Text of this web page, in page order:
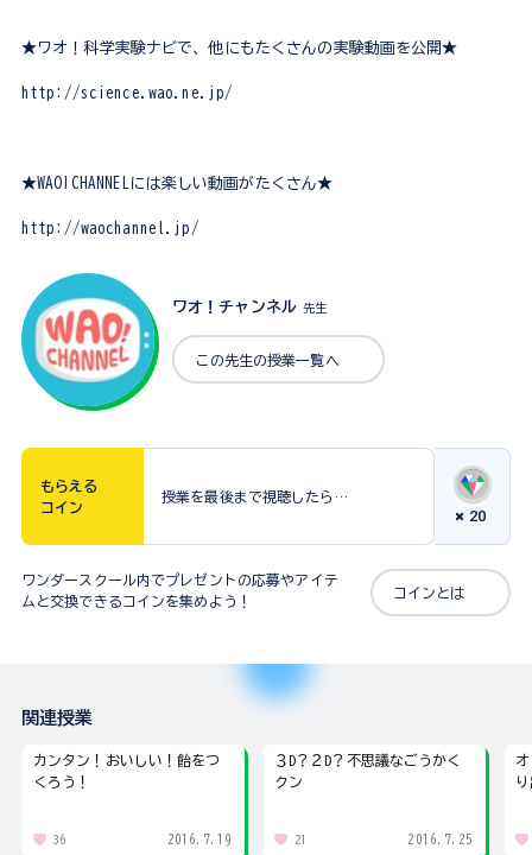
★ワオ！科学実験ナビで、他にもたくさんの実験動画を公開★
http://science.wao.ne.jp/
★WAO!CHANNELには楽しい動画がたくさん★
http://waochannel.jp/
ワオ！チャンネル 先生
この先生の授業一覧へ
もらえる
コイン
授業を最後まで視聴したら…
20
ワンダースクール内でプレゼントの応募やアイテ
ムと交換できるコインを集めよう！
コインとは
関連授業
カンタン！おいしい！飴をつ
くろう！
36 2016.7.19
３D？２D？不思議なごうかく
クン
21 2016.7.25